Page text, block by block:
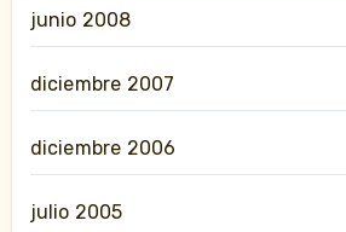
junio 2008
diciembre 2007
diciembre 2006
julio 2005